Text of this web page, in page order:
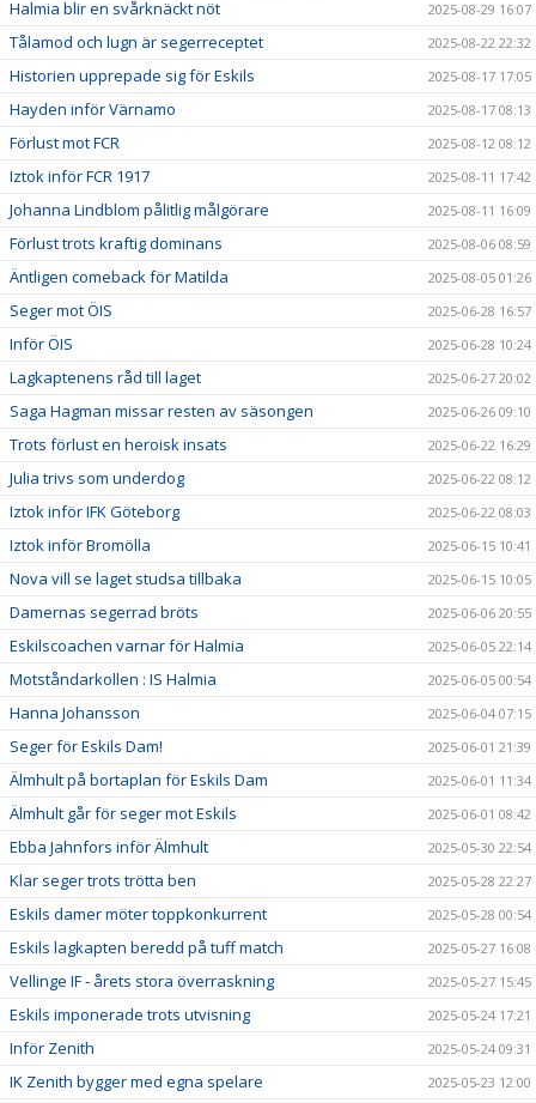
Halmia blir en svårknäckt nöt 2025-08-29 16:07
Tålamod och lugn är segerreceptet 2025-08-22 22:32
Historien upprepade sig för Eskils 2025-08-17 17:05
Hayden inför Värnamo 2025-08-17 08:13
Förlust mot FCR 2025-08-12 08:12
Iztok inför FCR 1917 2025-08-11 17:42
Johanna Lindblom pålitlig målgörare 2025-08-11 16:09
Förlust trots kraftig dominans 2025-08-06 08:59
Äntligen comeback för Matilda 2025-08-05 01:26
Seger mot ÖIS 2025-06-28 16:57
Inför ÖIS 2025-06-28 10:24
Lagkaptenens råd till laget 2025-06-27 20:02
Saga Hagman missar resten av säsongen 2025-06-26 09:10
Trots förlust en heroisk insats 2025-06-22 16:29
Julia trivs som underdog 2025-06-22 08:12
Iztok inför IFK Göteborg 2025-06-22 08:03
Iztok inför Bromölla 2025-06-15 10:41
Nova vill se laget studsa tillbaka 2025-06-15 10:05
Damernas segerrad bröts 2025-06-06 20:55
Eskilscoachen varnar för Halmia 2025-06-05 22:14
Motståndarkollen : IS Halmia 2025-06-05 00:54
Hanna Johansson 2025-06-04 07:15
Seger för Eskils Dam! 2025-06-01 21:39
Älmhult på bortaplan för Eskils Dam 2025-06-01 11:34
Älmhult går för seger mot Eskils 2025-06-01 08:42
Ebba Jahnfors inför Älmhult 2025-05-30 22:54
Klar seger trots trötta ben 2025-05-28 22:27
Eskils damer möter toppkonkurrent 2025-05-28 00:54
Eskils lagkapten beredd på tuff match 2025-05-27 16:08
Vellinge IF - årets stora överraskning 2025-05-27 15:45
Eskils imponerade trots utvisning 2025-05-24 17:21
Inför Zenith 2025-05-24 09:31
IK Zenith bygger med egna spelare 2025-05-23 12:00